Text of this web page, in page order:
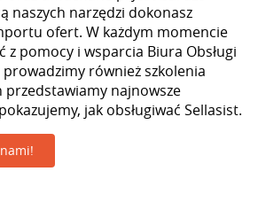
naszych narzędzi dokonasz
ofert. W każdym momencie
z pomocy i wsparcia Biura Obsługi
prowadzimy również szkolenia
najnowsze
jak obsługiwać Sellasist.